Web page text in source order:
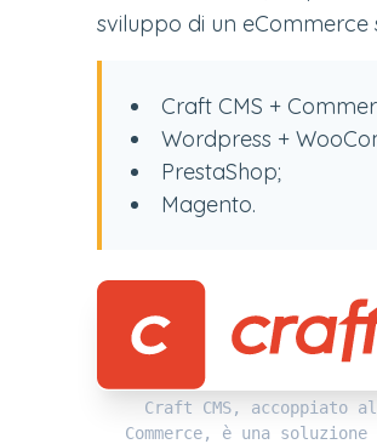
sviluppo di un eCommerce
Craft CMS +
Wordpress +
PrestaShop;
Magento.
Craft CMS, accoppiato
Commerce, è una